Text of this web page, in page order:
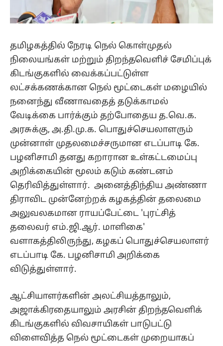
தமிழகத்தில் நேரடி நெல் கொள்முதல்
நிலையங்கள் மற்றும் திறந்தவெளிச் சேமிப்புக்
கிடங்குகளில் வைக்கப்பட்டுள்ள
லட்சக்கணக்கான நெல் மூட்டைகள் மழையில்
நனைந்து வீணாவதைத் தடுக்காமல்
வேடிக்கை பார்க்கும் தற்போதைய த.வெ.க.
அரசுக்கு, அ.தி.மு.க. பொதுச்செயலாளரும்
முன்னாள் முதலமைச்சருமான எடப்பாடி கே.
பழனிசாமி தனது கறாரான உள்கட்டமைப்பு
அறிக்கையின் மூலம் கடும் கண்டனம்
தெரிவித்துள்ளார். அனைத்திந்திய அண்ணா
திராவிட முன்னேற்றக் கழகத்தின் தலைமை
அலுவலகமான ராயப்பேட்டை 'புரட்சித்
தலைவர் எம்.ஜி.ஆர். மாளிகை'
வளாகத்திலிருந்து, கழகப் பொதுச்செயலாளர்
எடப்பாடி கே. பழனிசாமி அறிக்கை
விடுத்துள்ளார்.
ஆட்சியாளர்களின் அலட்சியத்தாலும்,
அஜாக்கிரதையாலும் அரசின் திறந்தவெளிக்
கிடங்குகளில் விவசாயிகள் பாடுபட்டு
விளைவித்த நெல் மூட்டைகள் முறையாகப்